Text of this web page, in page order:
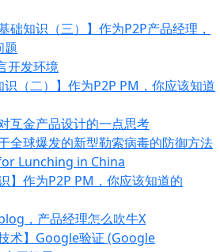
础知识（三）】作为P2P产品经理，
题
开发环境
识（二）】作为P2P PM，你应该知道
互金产品设计的一点思考
全球爆发的新型勒索病毒的防御方法
Lunching in China
】作为P2P PM，你应该知道的
，产品经理怎么吹牛X
术】Google验证 (Google